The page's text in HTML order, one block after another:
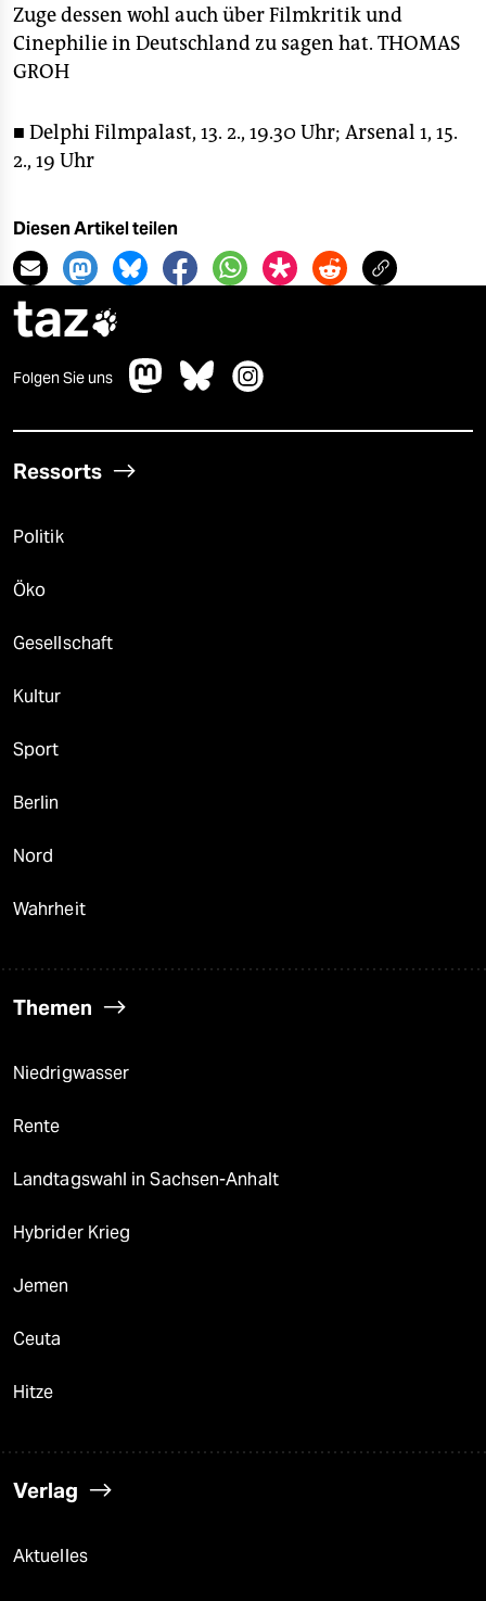
unterstützen
abo
epaper login
Zuge dessen wohl auch über Filmkritik und
Cinephilie in Deutschland zu sagen hat. THOMAS
GROH
■ Delphi Filmpalast, 13. 2., 19.30 Uhr; Arsenal 1, 15.
2., 19 Uhr
Diesen Artikel teilen
taz
Folgen Sie uns
Ressorts
Politik
Öko
Gesellschaft
Kultur
Sport
Berlin
Nord
Wahrheit
Themen
Niedrigwasser
Rente
Landtagswahl in Sachsen-Anhalt
Hybrider Krieg
Jemen
Ceuta
Hitze
Verlag
Aktuelles